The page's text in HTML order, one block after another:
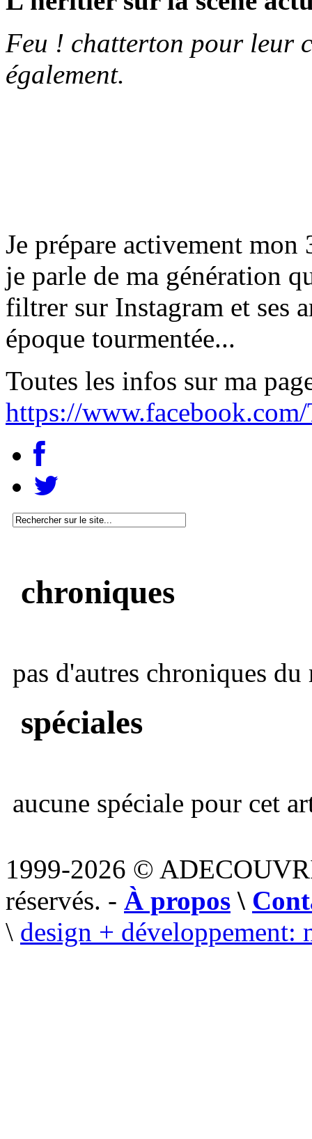
Feu ! chatterton pour leur
également.
Je prépare activement mon
je parle de ma génération
filtrer sur Instagram et ses
époque tourmentée...
Toutes les infos sur ma
https://
chroniques
pas d'autres chroniques du
spéciales
aucune spéciale pour cet
1999-2026 ©
réservés. - À propos \
\ design + développement: